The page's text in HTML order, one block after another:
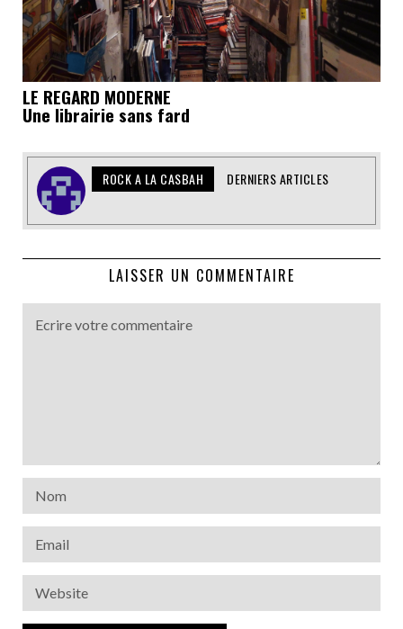
LE REGARD MODERNE
Une librairie sans fard
ROCK A LA CASBAH DERNIERS ARTICLES
LAISSER UN COMMENTAIRE